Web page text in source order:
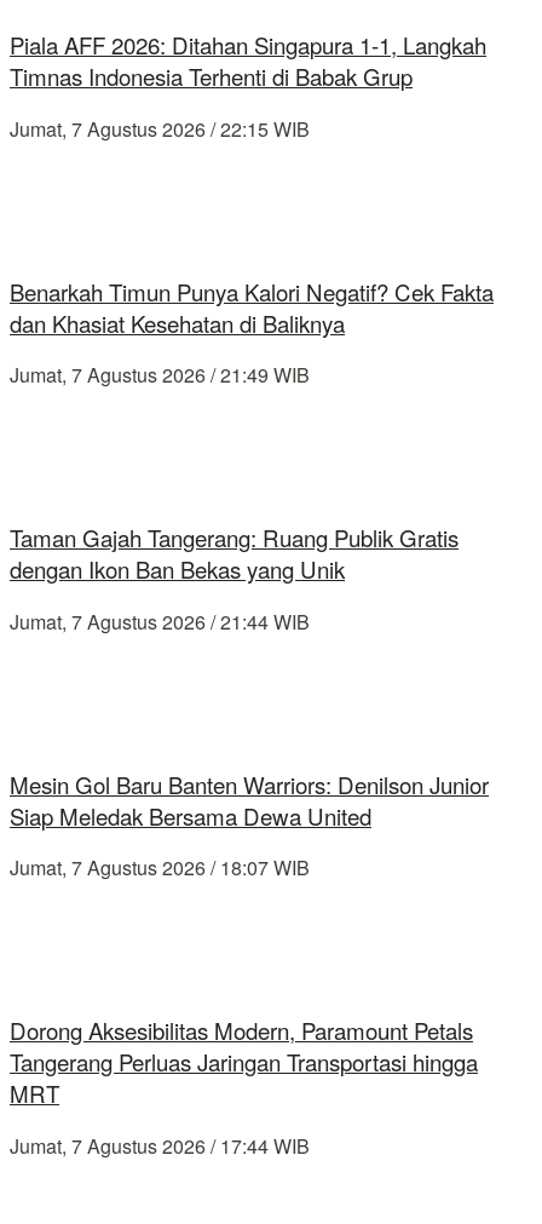
Piala AFF 2026: Ditahan Singapura 1-1, Langkah
Timnas Indonesia Terhenti di Babak Grup
Jumat, 7 Agustus 2026 / 22:15 WIB
Benarkah Timun Punya Kalori Negatif? Cek Fakta
dan Khasiat Kesehatan di Baliknya
Jumat, 7 Agustus 2026 / 21:49 WIB
Taman Gajah Tangerang: Ruang Publik Gratis
dengan Ikon Ban Bekas yang Unik
Jumat, 7 Agustus 2026 / 21:44 WIB
Mesin Gol Baru Banten Warriors: Denilson Junior
Siap Meledak Bersama Dewa United
Jumat, 7 Agustus 2026 / 18:07 WIB
Dorong Aksesibilitas Modern, Paramount Petals
Tangerang Perluas Jaringan Transportasi hingga
MRT
Jumat, 7 Agustus 2026 / 17:44 WIB